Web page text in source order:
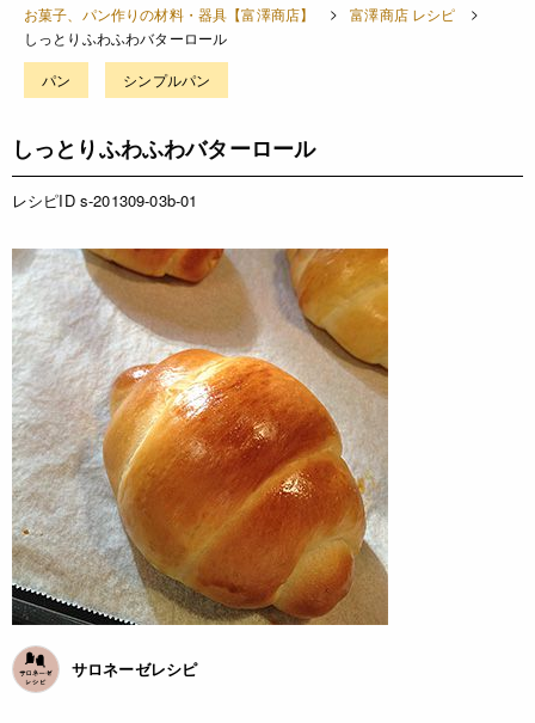
お菓子、パン作りの材料・器具【富澤商店】
富澤商店 レシピ
しっとりふわふわバターロール
パン シンプルパン
しっとりふわふわバターロール
レシピID s-201309-03b-01
サロネーゼレシピ